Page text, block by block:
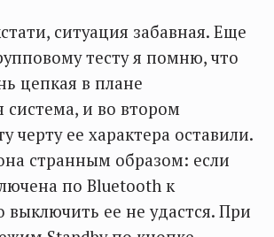
ситуация забавная. Еще
тесту я помню, что
цепкая в плане
и во втором
черту ее характера оставили.
странным образом: если
по Bluetooth к
выключить ее не удастся. При